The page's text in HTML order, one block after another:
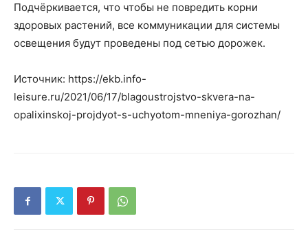
Подчёркивается, что чтобы не повредить корни
здоровых растений, все коммуникации для системы
освещения будут проведены под сетью дорожек.
Источник: https://ekb.info-
leisure.ru/2021/06/17/blagoustrojstvo-skvera-na-
opalixinskoj-projdyot-s-uchyotom-mneniya-gorozhan/